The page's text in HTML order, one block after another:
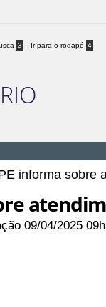
3 Ir para o rodapé 4
informa sobre
09/04/2025